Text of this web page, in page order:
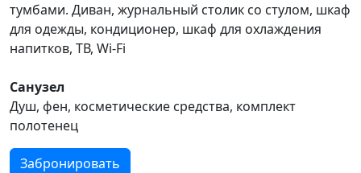
тумбами. Диван, журнальный столик со стулом, шкаф
для одежды, кондиционер, шкаф для охлаждения
напитков, ТВ, Wi-Fi
Санузел
Душ, фен, косметические средства, комплект
полотенец
Забронировать